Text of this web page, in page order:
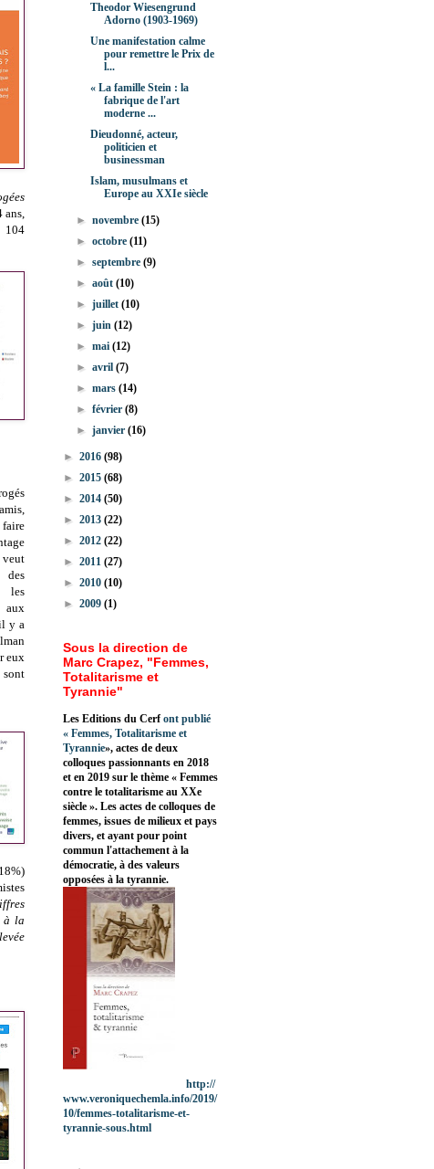
ans,
104
des
les
aux
y a
eux
à la
Theodor Wiesengrund
Adorno (1903-1969)
Une manifestation calme
pour remettre le Prix de
l...
« La famille Stein : la
fabrique de l'art
moderne ...
Dieudonné, acteur,
politicien et
businessman
Islam, musulmans et
Europe au XXIe siècle
►novembre(15)
►octobre(11)
►septembre(9)
►août(10)
►juillet(10)
►juin(12)
►mai(12)
►avril(7)
►mars(14)
►février(8)
►janvier(16)
► 2016 (98)
► 2015 (68)
► 2014 (50)
► 2013 (22)
► 2012 (22)
► 2011 (27)
► 2010 (10)
► 2009 (1)
Sous la direction de
Marc Crapez, "Femmes,
Totalitarisme et
Tyrannie"
Les Editions du Cerfont publié
« Femmes, Totalitarisme et
Tyrannie», actes de deux
colloques passionnants en 2018
et en 2019 sur le thème « Femmes
contre le totalitarisme au XXe
siècle ». Les actes de colloques de
femmes, issues de milieux et pays
divers, et ayant pour point
commun l'attachement à la
démocratie, à des valeurs
opposées à la tyrannie.
http://
www.veroniquechemla.info/2019/
10/femmes-totalitarisme-et-
tyrannie-sous.html